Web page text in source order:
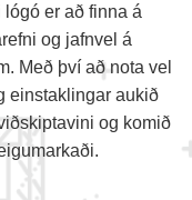
er að finna á
og jafnvel á
Með því að nota vel
einstaklingar aukið
og komið